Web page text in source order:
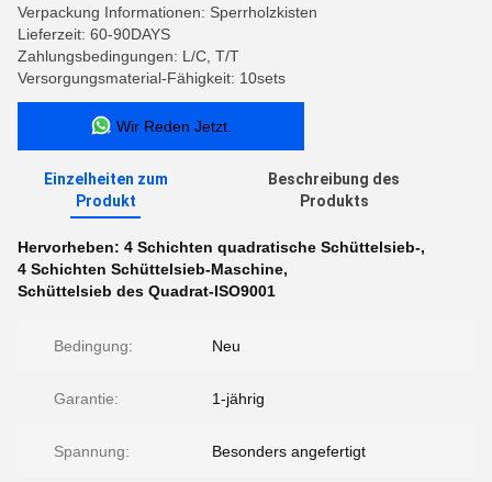
Verpackung Informationen: Sperrholzkisten
Lieferzeit: 60-90DAYS
Zahlungsbedingungen: L/C, T/T
Versorgungsmaterial-Fähigkeit: 10sets
Wir Reden Jetzt.
Einzelheiten zum
Produkt
Beschreibung des
Produkts
Hervorheben: 4 Schichten quadratische Schüttelsieb-,
4 Schichten Schüttelsieb-Maschine,
Schüttelsieb des Quadrat-ISO9001
Bedingung: Neu
Garantie: 1-jährig
Spannung: Besonders angefertigt